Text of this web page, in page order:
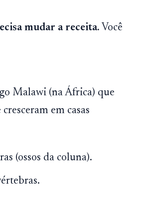
mudar a receita. Você
Malawi (na África) que
em casas
(ossos da coluna).